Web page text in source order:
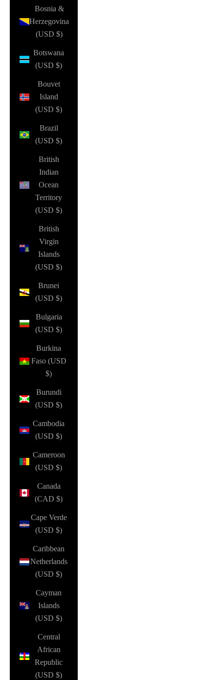
Bosnia &
Herzegovina
(USD $)
Botswana
(USD $)
Bouvet
Island
(USD $)
Brazil
(USD $)
British
Indian
Ocean
Territory
(USD $)
British
Virgin
Islands
(USD $)
Brunei
(USD $)
Bulgaria
(USD $)
Burkina
Faso (USD
$)
Burundi
(USD $)
Cambodia
(USD $)
Cameroon
(USD $)
Canada
(CAD $)
Cape Verde
(USD $)
Caribbean
Netherlands
(USD $)
Cayman
Islands
(USD $)
Central
African
Republic
(USD $)